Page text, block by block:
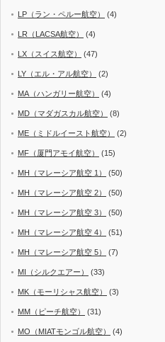
LP（ラン・ペルー航空） (4)
LR（LACSA航空） (4)
LX（スイス航空） (47)
LY（エル・アル航空） (2)
MA（ハンガリー航空） (4)
MD（マダガスカル航空） (8)
ME（ミドルイースト航空） (2)
MF（厦門アモイ航空） (15)
MH（マレーシア航空 1） (50)
MH（マレーシア航空 2） (50)
MH（マレーシア航空 3） (50)
MH（マレーシア航空 4） (51)
MH（マレーシア航空 5） (7)
MI（シルクエアー） (33)
MK（モーリシャス航空） (3)
MM（ピーチ航空） (31)
MO（MIATモンゴル航空） (4)